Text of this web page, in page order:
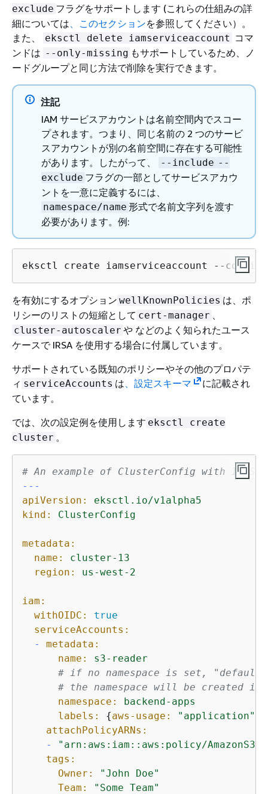
exclude フラグをサポートします (これらの仕組みの詳
細については 、このセクションを参照してください）。
また、
eksctl delete iamserviceaccount コマ
ンドは --only-missing もサポートしているため、ノ
ードグループと同じ方法で削除を実行できます。
注記
IAM サービスアカウントは名前空間内でスコー
プされます。つまり、同じ名前の 2 つのサービ
スアカウントが別の名前空間に存在する可能性
があります。したがって、
--include --
exclude フラグの一部としてサービスアカウ
ントを一意に定義するには、
namespace/name 形式で名前文字列を渡す
必要があります。例:
eksctl create iamserviceaccount --
を有効にするオプション wellKnownPolicies は、ポ
リシーのリストの短縮として cert-manager
cluster-autoscaler や などのよく知られたユース
ケースで IRSA を使用する場合に付属しています。
サポートされている既知のポリシーやその他のプロパテ
ィ serviceAccounts は 、設定スキーマ
に記載され
ています。
では、次の設定例を使用します eksctl create
cluster 。
# An example of ClusterConfig with
---
apiVersion:
eksctl.io/v1alpha5
kind:
ClusterConfig
metadata:
name:
cluster-13
region:
us-west-2
iam:
withOIDC:
true
serviceAccounts:
-
metadata:
name:
s3-reader
# if no namespace is set,
# the namespace will be created
namespace:
backend-apps
labels:
{aws-usage: "application"
attachPolicyARNs:
-
"arn:aws:iam::aws:policy/
tags:
Owner:
"John Doe"
Team:
"Some Team"